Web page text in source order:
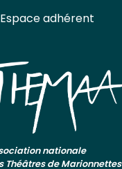
Espace adhérent
nationale
Théâtres de Marionnettes